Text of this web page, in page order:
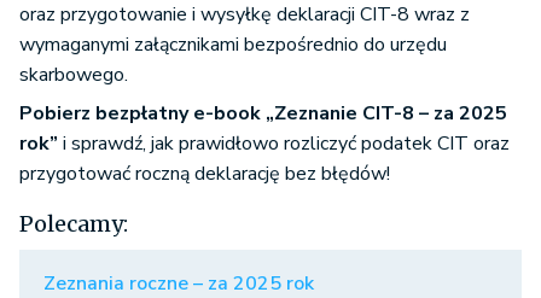
oraz przygotowanie i wysyłkę deklaracji CIT-8 wraz z
wymaganymi załącznikami bezpośrednio do urzędu
skarbowego.
Pobierz bezpłatny e-book „Zeznanie CIT-8 – za 2025
rok” i sprawdź, jak prawidłowo rozliczyć podatek CIT oraz
przygotować roczną deklarację bez błędów!
Polecamy:
Zeznania roczne – za 2025 rok